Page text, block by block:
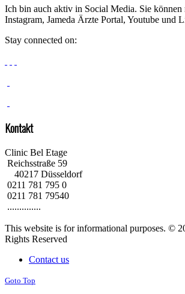
Ich bin auch aktiv in Social Media. Sie können
Instagram, Jameda Ärzte Portal, Youtube und
Stay connected on:
Kontakt
Clinic Bel Etage
Reichsstraße 59
40217 Düsseldorf
0211 781 795 0
0211 781 79540
..............
This website is for informational purposes. ©
Rights Reserved
Contact us
Goto Top